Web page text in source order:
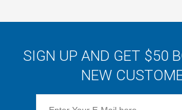
SIGN UP AND GET $50
NEW